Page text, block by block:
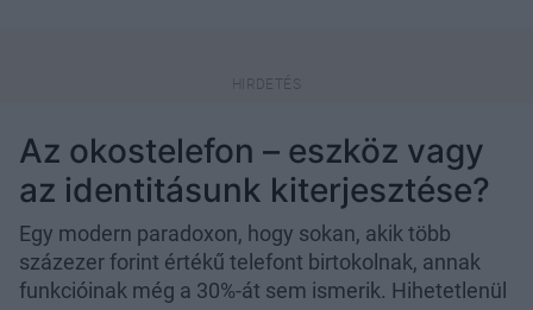
Az okostelefon – eszköz vagy
az identitásunk kiterjesztése?
Egy modern paradoxon, hogy sokan, akik több
százezer forint értékű telefont birtokolnak, annak
funkcióinak még a 30%-át sem ismerik. Hihetetlenül